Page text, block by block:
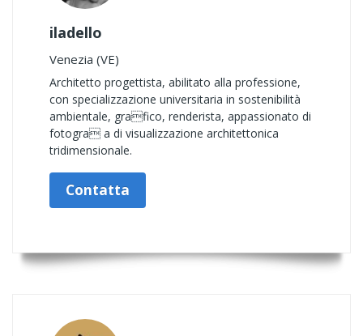
iladello
Venezia (VE)
Architetto progettista, abilitato alla professione,
con specializzazione universitaria in sostenibilità
ambientale, grafico, renderista, appassionato di
fotogra a di visualizzazione architettonica
tridimensionale.
Contatta